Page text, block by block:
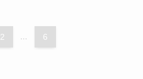
2 ... 6